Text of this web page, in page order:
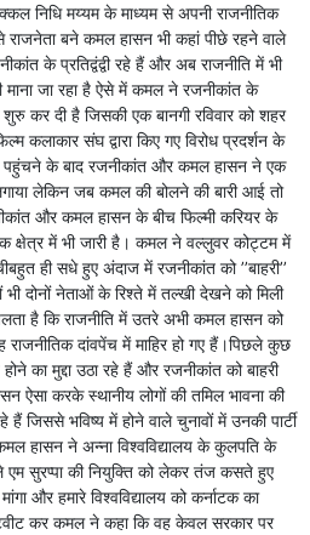
निधि मय्यम के माध्यम से अपनी राजनीतिक
बने कमल हासन भी कहां पीछे रहने वाले
के प्रतिद्वंद्वी रहे हैं और अब राजनीति में भी
माना जा रहा है ऐसे में कमल ने रजनीकांत के
कर दी है जिसकी एक बानगी रविवार को शहर
कलाकार संघ द्वारा किए गए विरोध प्रदर्शन के
पहुंचने के बाद रजनीकांत और कमल हासन ने एक
लेकिन जब कमल की बोलने की बारी आई तो
और कमल हासन के बीच फिल्मी करियर के
क्षेत्र में भी जारी है। कमल ने वल्लुवर कोट्टम में
ही सधे हुए अंदाज में रजनीकांत को ’’बाहरी’’
भी दोनों नेताओं के रिश्ते में तल्खी देखने को मिली
है कि राजनीति में उतरे अभी कमल हासन को
राजनीतिक दांवपेंच में माहिर हो गए हैं।पिछले कुछ
का मुद्दा उठा रहे हैं और रजनीकांत को बाहरी
ऐसा करके स्थानीय लोगों की तमिल भावना की
जिससे भविष्य में होने वाले चुनावों में उनकी पार्टी
हासन ने अन्ना विश्वविद्यालय के कुलपति के
सुरप्पा की नियुक्ति को लेकर तंज कसते हुए
और हमारे विश्वविद्यालय को कर्नाटक का
कर कमल ने कहा कि वह केवल सरकार पर